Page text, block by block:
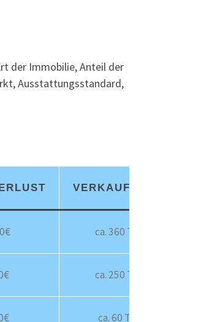
der Immobilie, Anteil der
Ausstattungsstandard,
VERKAUFSZEIT*
ca. 360 Tage
ca. 250 Tage
ca. 60 Tage